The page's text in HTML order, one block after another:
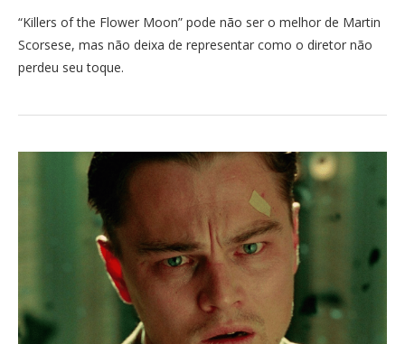
“Killers of the Flower Moon” pode não ser o melhor de Martin
Scorsese, mas não deixa de representar como o diretor não
perdeu seu toque.